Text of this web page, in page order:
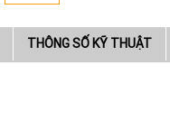
THÔNG SỐ KỸ THUẬT